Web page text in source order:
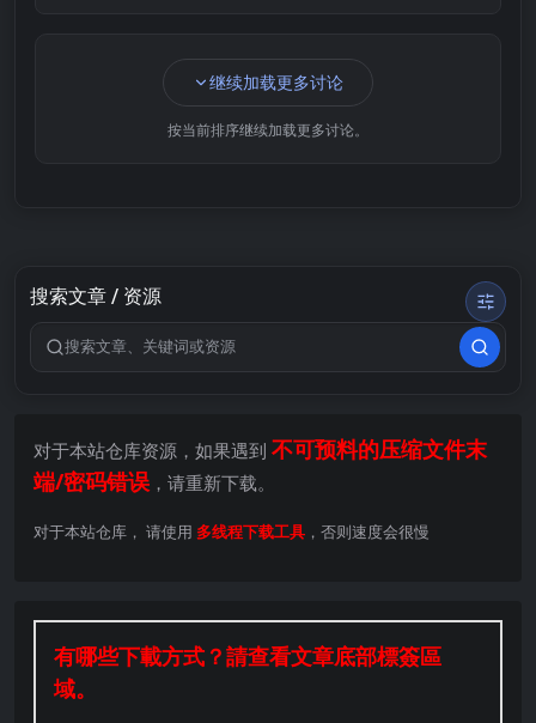
继续加载更多讨论
按当前排序继续加载更多讨论。
搜索文章 / 资源
搜索关键词
对于本站仓库资源，如果遇到 不可预料的压缩文件末
端/密码错误 ，请重新下载。
对于本站仓库， 请使用 多线程下载工具 ，否则速度会很慢
有哪些下載方式？請查看文章底部標簽區
域。